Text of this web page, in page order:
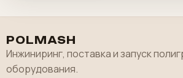
POLMASH
Инжиниринг, поставка и запуск
оборудования.